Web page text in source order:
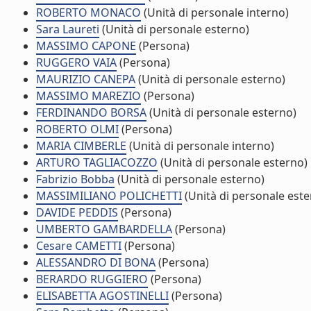
ROBERTO MONACO (Unità di personale interno)
Sara Laureti (Unità di personale esterno)
MASSIMO CAPONE (Persona)
RUGGERO VAIA(Persona)
MAURIZIO CANEPA(Unità di personale esterno)
MASSIMO MAREZIO (Persona)
FERDINANDO BORSA(Unità di personale esterno)
ROBERTO OLMI(Persona)
MARIA CIMBERLE (Unità di personale interno)
ARTURO TAGLIACOZZO (Unità di personale esterno)
Fabrizio Bobba (Unità di personale esterno)
MASSIMILIANO POLICHETTI(Unità di personale
DAVIDE PEDDIS (Persona)
UMBERTO GAMBARDELLA(Persona)
Cesare CAMETTI(Persona)
ALESSANDRO DI BONA(Persona)
BERARDO RUGGIERO (Persona)
ELISABETTA AGOSTINELLI(Persona)